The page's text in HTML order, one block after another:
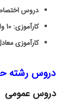
دروس اختصاصی:
کارآموزی: 10 واحد
کارآموزی معادل: 10
دروس رشته
دروس عمومی